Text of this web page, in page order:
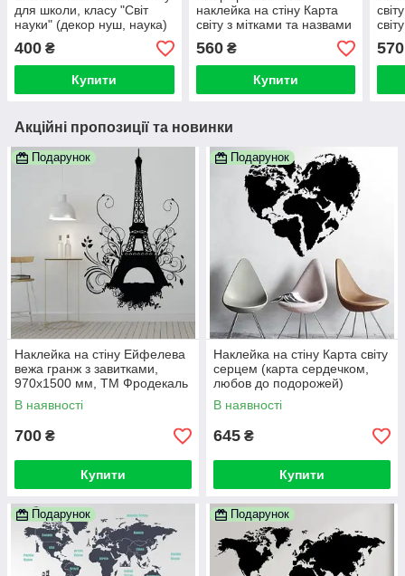
для школи, класу "Світ
науки" (декор нуш, наука)
400 ₴
Купити
наклейка на стіну Карта
світу з мітками та назвами
океанів
560₴
Купити
570
Акційні пропозиції та новинки
Подарунок
Наклейка на стіну Ейфелева
вежа гранж з завитками,
970х1500 мм, ТМ Фродекаль
В наявності
700 ₴
Купити
Подарунок
Наклейка на стіну Карта світу
серцем (карта сердечком,
любов до подорожей)
В наявності
645 ₴
Купити
Подарунок Подарунок